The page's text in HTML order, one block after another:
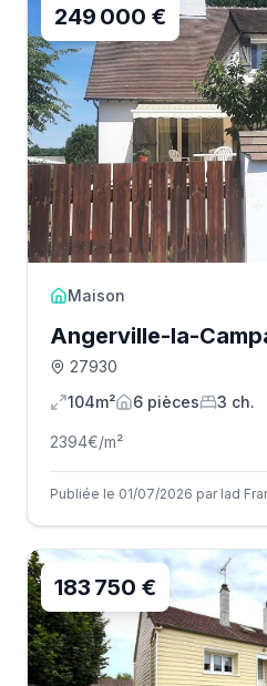
249 000 €
Maison
Angerville-la-
27930
104m²
6 pièces 3 ch.
2394€/m²
Publiée le 01/07/2026 par Iad
183 750 €